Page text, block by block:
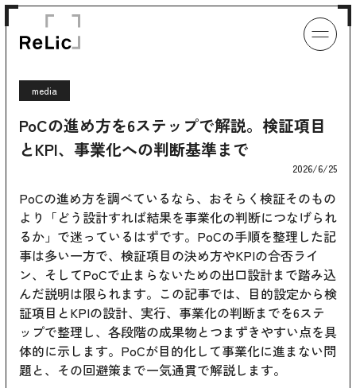
media
PoCの進め方を6ステップで解説。検証項目
とKPI、事業化への判断基準まで
2026/6/25
PoCの進め方を調べているなら、おそらく検証そのもの
より「どう設計すれば結果を事業化の判断につなげられ
るか」で迷っているはずです。PoCの手順を整理した記
事は多い一方で、検証項目の決め方やKPIの合否ライ
ン、そしてPoCで止まらないための出口設計まで踏み込
んだ説明は限られます。この記事では、目的設定から検
証項目とKPIの設計、実行、事業化の判断までを6ステ
ップで整理し、各段階の成果物とつまずきやすい点を具
体的に示します。PoCが目的化して事業化に進まない問
題と、その回避策まで一気通貫で解説します。